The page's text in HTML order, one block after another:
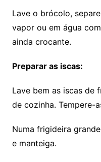
Lave o brócolo,
vapor ou em água
ainda crocante.
Preparar as iscas:
Lave bem as iscas de
de cozinha. Tempere-
Numa frigideira
e manteiga.